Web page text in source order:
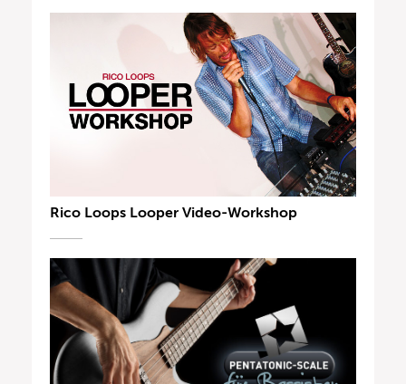
Rico Loops Looper Video-Workshop